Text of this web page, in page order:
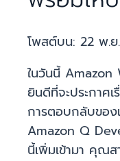
โพสต์บน: 22 พ.
ในวันนี้
ยินดีที่จะประกาศ
การตอบกลับของ
Amazon Q
นี้เพิ่มเข้ามา คุณ